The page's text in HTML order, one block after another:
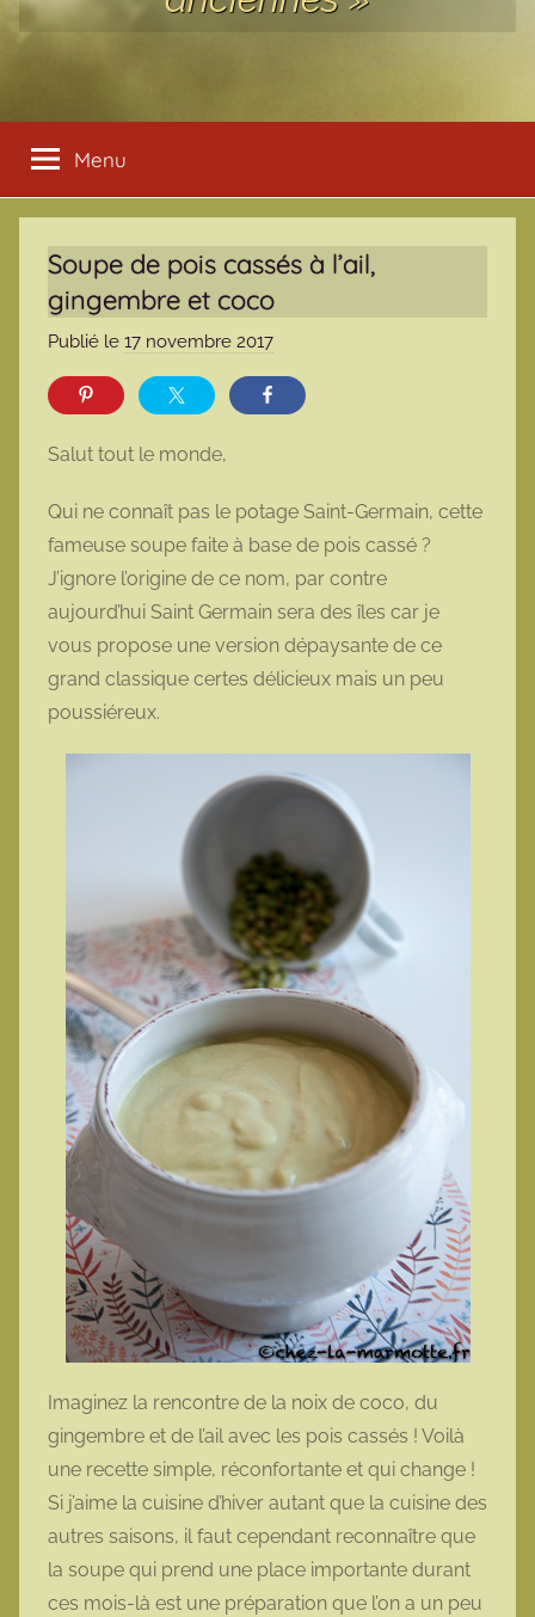
Menu
Soupe de pois cassés à l’ail,
gingembre et coco
Publié le 17 novembre 2017
a
m
o
t
t
e
Salut tout le monde,
Qui ne connaît pas le potage Saint-Germain, cette
fameuse soupe faite à base de pois cassé ?
J’ignore l’origine de ce nom, par contre
aujourd’hui Saint Germain sera des îles car je
vous propose une version dépaysante de ce
grand classique certes délicieux mais un peu
poussiéreux.
Imaginez la rencontre de la noix de coco, du
gingembre et de l’ail avec les pois cassés ! Voilà
une recette simple, réconfortante et qui change !
Si j’aime la cuisine d’hiver autant que la cuisine des
autres saisons, il faut cependant reconnaître que
la soupe qui prend une place importante durant
ces mois-là est une préparation que l’on a un peu